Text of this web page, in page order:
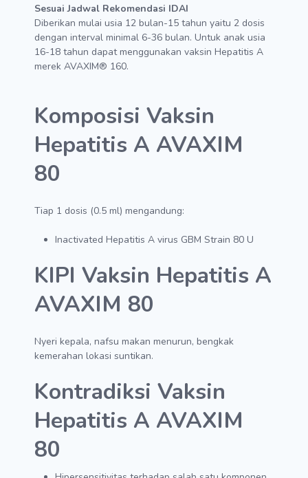
Sesuai Jadwal Rekomendasi IDAI
Diberikan mulai usia 12 bulan-15 tahun yaitu 2 dosis
dengan interval minimal 6-36 bulan. Untuk anak usia
16-18 tahun dapat menggunakan vaksin Hepatitis A
merek AVAXIM® 160.
Komposisi Vaksin
Hepatitis A AVAXIM
80
Tiap 1 dosis (0.5 ml) mengandung:
Inactivated Hepatitis A virus GBM Strain 80 U
KIPI Vaksin Hepatitis A
AVAXIM 80
Nyeri kepala, nafsu makan menurun, bengkak
kemerahan lokasi suntikan.
Kontradiksi Vaksin
Hepatitis A AVAXIM
80